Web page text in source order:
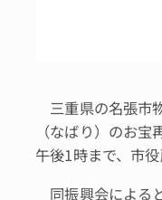
三重県の名張市
（なばり）のお
午後1時まで、市
同振興会による